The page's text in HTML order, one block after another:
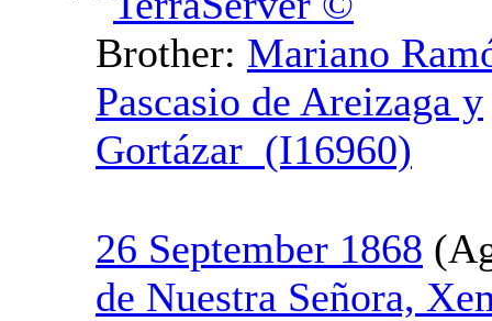
Brother: Mariano
Pascasio de Areizaga y
Gortázar (I16960)
26 September 1868
de Nuestra Señora,